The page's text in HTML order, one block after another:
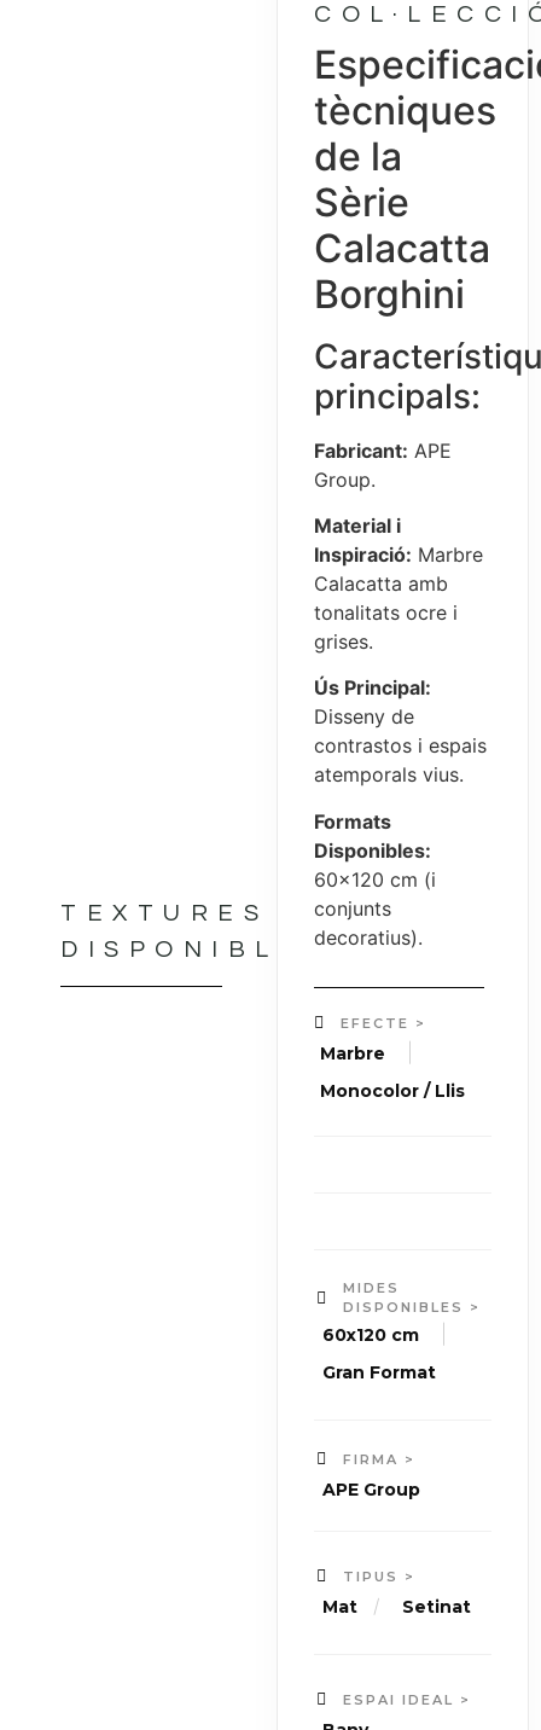
TEXTURES
DISPONIBLES
tècniques
de la
Sèrie
Calacatta
Borghini
principals:
Fabricant: APE
Group.
Material i
Inspiració: Marbre
Calacatta amb
tonalitats ocre i
grises.
Ús Principal:
Disseny de
contrastos i espais
atemporals vius.
Formats
Disponibles:
60×120 cm (i
conjunts
decoratius).
EFECTE >
Marbre
Monocolor / Llis
MIDES
DISPONIBLES >
60x120 cm
Gran Format
FIRMA >
APE Group
TIPUS >
Mat / Setinat
ESPAI IDEAL >